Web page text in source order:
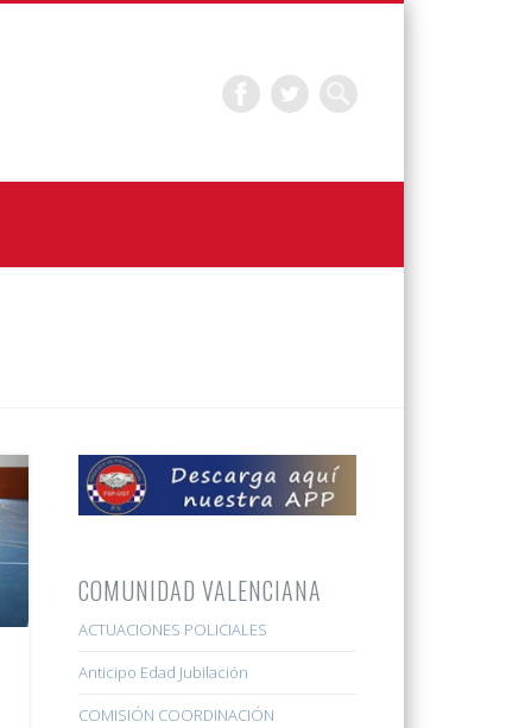
COMUNIDAD VALENCIANA
ACTUACIONES POLICIALES
Anticipo Edad Jubilación
COMISIÓN COORDINACIÓN